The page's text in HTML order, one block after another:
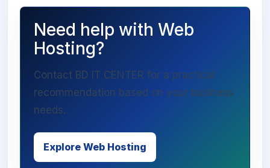
Need help with Web
Hosting?
Contact BD IT CENTER for a practical
recommendation based on your business
needs.
Explore Web Hosting